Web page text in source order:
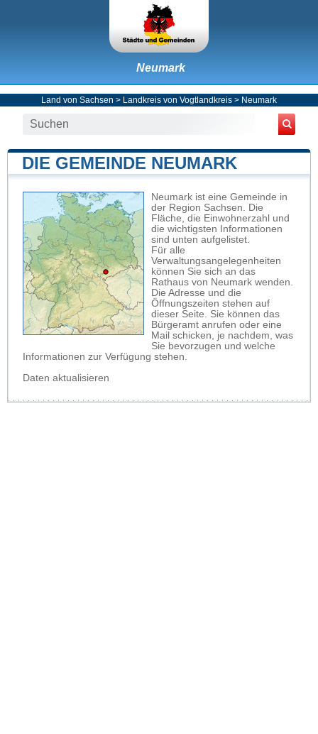
Neumark
Land von Sachsen > Landkreis von Vogtlandkreis > Neumark
DIE GEMEINDE NEUMARK
Neumark ist eine Gemeinde in
der Region Sachsen. Die
Fläche, die Einwohnerzahl und
die wichtigsten Informationen
sind unten aufgelistet.
Für alle
Verwaltungsangelegenheiten
können Sie sich an das
Rathaus von Neumark wenden.
Die Adresse und die
Öffnungszeiten stehen auf
dieser Seite. Sie können das
Bürgeramt anrufen oder eine
Mail schicken, je nachdem, was
Sie bevorzugen und welche
Informationen zur Verfügung stehen.
Daten aktualisieren